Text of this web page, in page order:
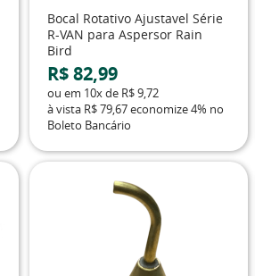
Bocal Rotativo Ajustavel Série
R-VAN para Aspersor Rain
Bird
R$ 82,99
ou em 10xde R$ 9,72
à vista R$ 79,67economize4% no
Boleto Bancário